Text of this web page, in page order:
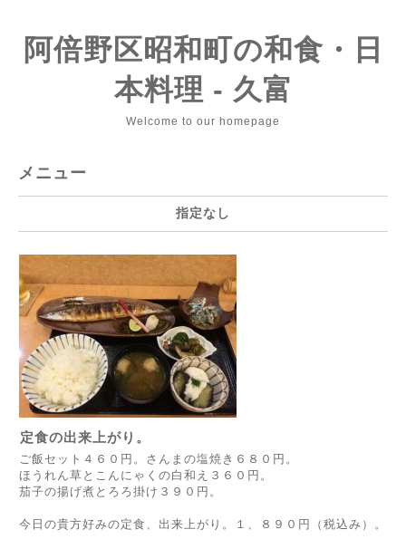
阿倍野区昭和町の和食・日
本料理 - 久富
Welcome to our homepage
メニュー
指定なし
定食の出来上がり。
ご飯セット４６０円。さんまの塩焼き６８０円。
ほうれん草とこんにゃくの白和え３６０円。
茄子の揚げ煮とろろ掛け３９０円。
今日の貴方好みの定食、出来上がり。１、８９０円（税込み）。